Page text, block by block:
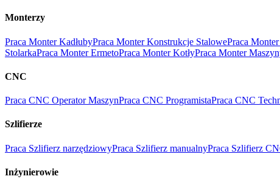
Monterzy
Praca Monter KadłubyPraca Monter Konstrukcje StalowePraca
StolarkaPraca Monter ErmetoPraca Monter KotłyPraca Monter
CNC
Praca CNC Operator MaszynPraca CNC ProgramistaPraca CNC
Szlifierze
Praca Szlifierz narzędziowyPraca Szlifierz manualnyPraca Szlifierz
Inżynierowie